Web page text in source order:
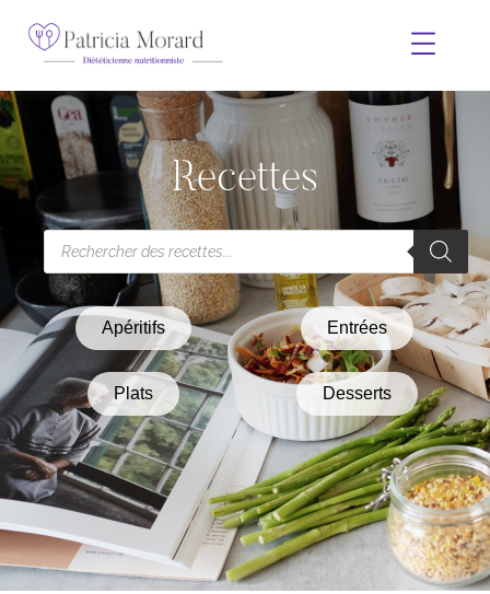
Recettes
Apéritifs Entrées
Plats Desserts